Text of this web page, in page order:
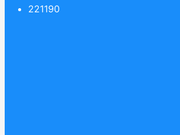
221190